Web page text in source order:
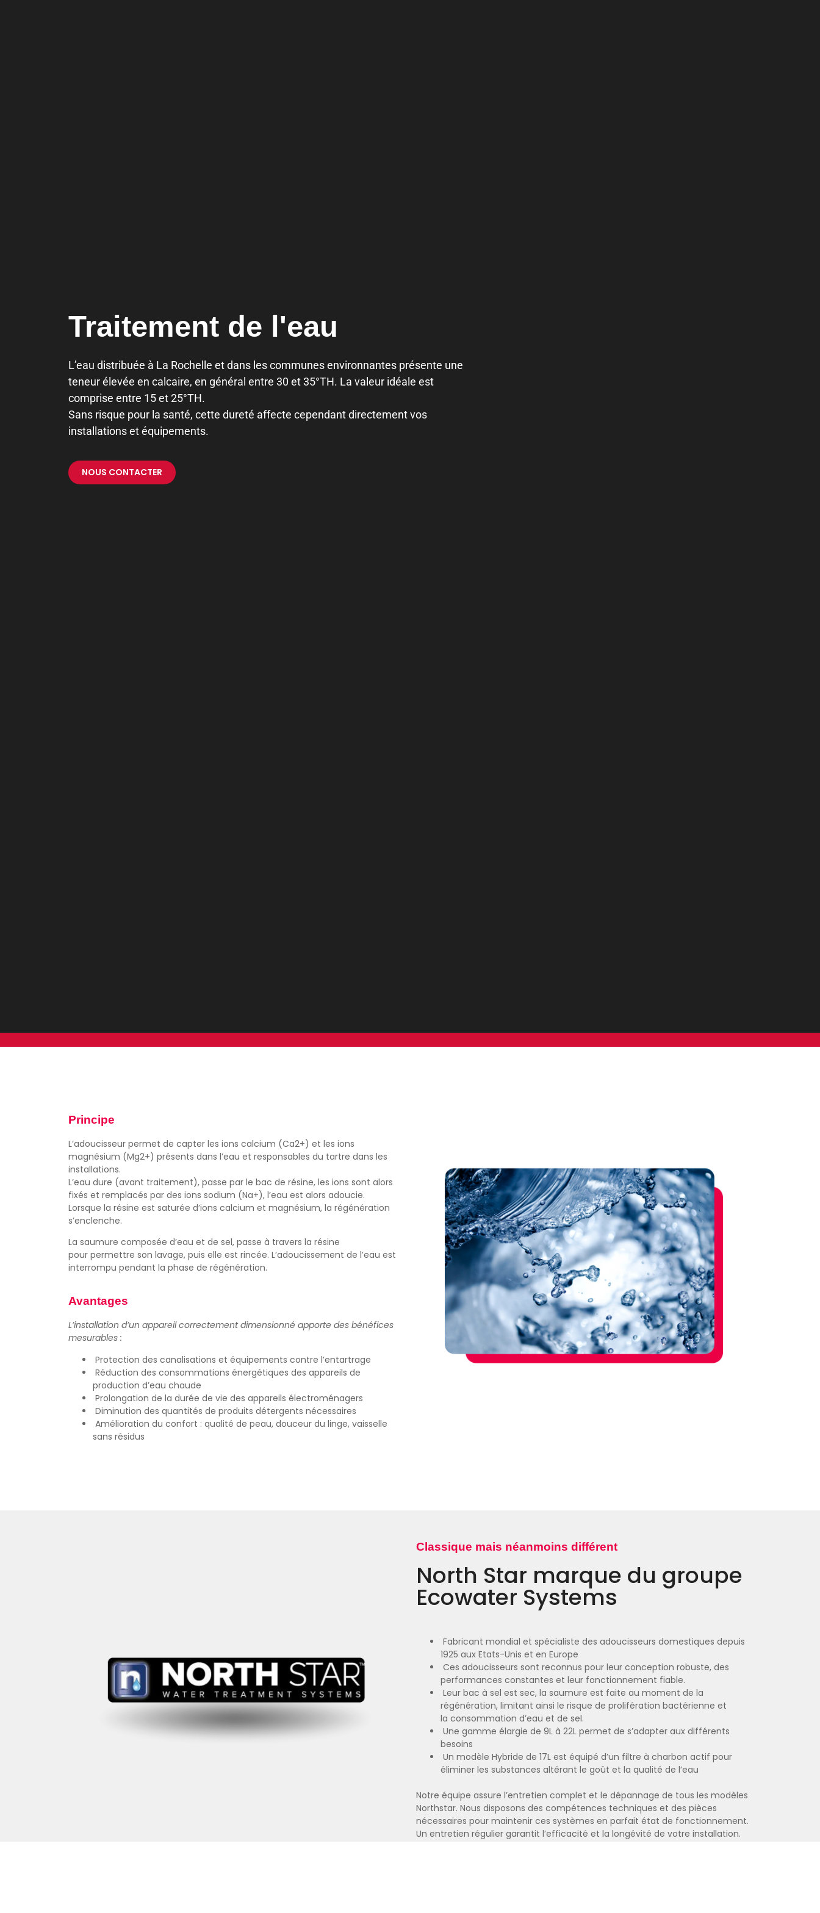
Traitement de l'eau
L’eau distribuée à La Rochelle et dans les communes environnantes présente une
teneur élevée en calcaire, en général entre 30 et 35°TH. La valeur idéale est
comprise entre 15 et 25°TH.
Sans risque pour la santé, cette dureté affecte cependant directement vos
installations et équipements.
NOUS CONTACTER
Principe
L’adoucisseur permet de capter les ions calcium (Ca2+) et les ions
magnésium (Mg2+) présents dans l’eau et responsables du tartre dans les
installations.
L’eau dure (avant traitement), passe par le bac de résine, les ions sont alors
fixés et remplacés par des ions sodium (Na+), l’eau est alors adoucie.
Lorsque la résine est saturée d’ions calcium et magnésium, la régénération
s’enclenche.
La saumure composée d’eau et de sel, passe à travers la résine
pour permettre son lavage, puis elle est rincée. L’adoucissement de l’eau est
interrompu pendant la phase de régénération.
Avantages
L’installation d’un appareil correctement dimensionné apporte des bénéfices
mesurables :
Protection des canalisations et équipements contre l’entartrage
Réduction des consommations énergétiques des appareils de
production d’eau chaude
Prolongation de la durée de vie des appareils électroménagers
Diminution des quantités de produits détergents nécessaires
Amélioration du confort : qualité de peau, douceur du linge, vaisselle
sans résidus
Classique mais néanmoins différent
North Star marque du groupe
Ecowater Systems
Fabricant mondial et spécialiste des adoucisseurs domestiques depuis
1925 aux Etats-Unis et en Europe
Ces adoucisseurs sont reconnus pour leur conception robuste, des
performances constantes et leur fonctionnement fiable.
Leur bac à sel est sec, la saumure est faite au moment de la
régénération, limitant ainsi le risque de prolifération bactérienne et
la consommation d’eau et de sel.
Une gamme élargie de 9L à 22L permet de s’adapter aux différents
besoins
Un modèle Hybride de 17L est équipé d’un filtre à charbon actif pour
éliminer les substances altérant le goût et la qualité de l’eau
Notre équipe assure l’entretien complet et le dépannage de tous les modèles
Northstar. Nous disposons des compétences techniques et des pièces
nécessaires pour maintenir ces systèmes en parfait état de fonctionnement.
Un entretien régulier garantit l’efficacité et la longévité de votre installation.